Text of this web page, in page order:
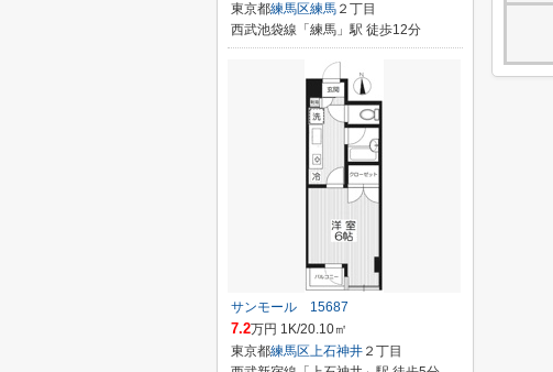
東京都練馬区練馬 ２丁目
西武池袋線「練馬」駅 徒歩12分
サンモール 15687
7.2万円 1K/20.10㎡
東京都練馬区上石神井 ２丁目